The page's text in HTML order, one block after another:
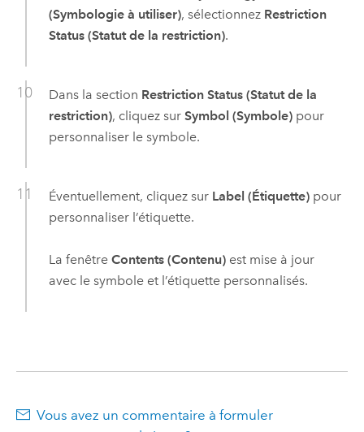
(Symbologie à utiliser), sélectionnez Restriction
Status (Statut de la restriction).
Dans la section Restriction Status (Statut de la
restriction), cliquez sur Symbol (Symbole)pour
personnaliser le symbole.
Éventuellement, cliquez sur Label (Étiquette)pour
personnaliser l’étiquette.
La fenêtre Contents (Contenu)est mise à jour
avec le symbole et l’étiquette personnalisés.
Vous avez un commentaire à formuler